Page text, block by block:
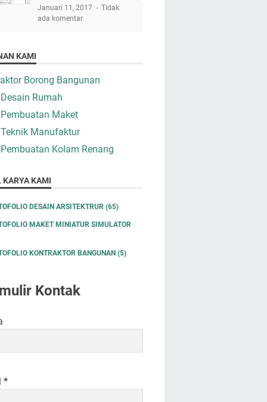
Januari 11, 2017
Tidak
ada komentar
KAMI
Borong Bangunan
Rumah
Maket
Manufaktur
Kolam Renang
KARYA KAMI
DESAIN ARSITEKTRUR (65)
MAKET MINIATUR SIMULATOR
KONTRAKTOR BANGUNAN (5)
Kontak
*